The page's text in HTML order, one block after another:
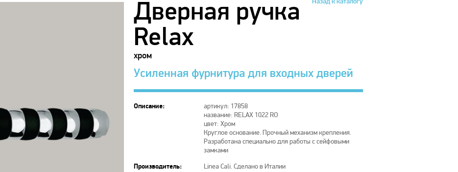
Дверная ручка
Relax
хром
Усиленная фурнитура для входных дверей
Описание:
артикул: 17858
название: RELAX 1022 RO
цвет: Хром
Круглое основание. Прочный механизм крепления.
Разработана специально для работы с сейфовыми
замками
Производитель: Linea Cali. Сделано в Италии